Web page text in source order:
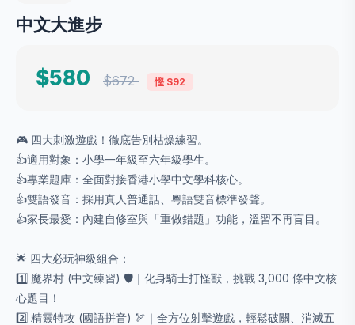
中文大進步
$580 $672 慳 $92
🎮 四大刺激遊戲！徹底告別枯燥練習。
👍適用對象：小學一年級至六年級學生。
👍專業題庫：全面對接香港小學中文學科核心。
👍雙語發音：採用真人普通話、粵語雙音標準發聲。
👍家長最愛：內建自修室與「重做錯題」功能，溫習不再盲目。
🌟 四大必玩神級組合：
1️⃣ 魔界村 (中文練習) 🛡️｜化身騎士打怪獸，挑戰 3,000 條中文核
心題目！
2️⃣ 精靈特攻 (國語拼音) 🏹｜全方位射擊遊戲，輕鬆破關、消滅五